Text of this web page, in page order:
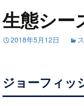
生態シー
2018年5月12日
ジョーフィッ